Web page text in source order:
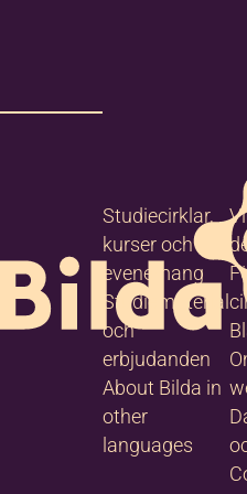
Studiecirklar,
kurser och
evenemang
Studiematerial
och
erbjudanden
About Bilda in
other
languages